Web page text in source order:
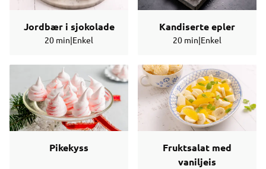
Jordbær i sjokolade
20 min|Enkel
Kandiserte epler
20 min|Enkel
Pikekyss
Fruktsalat med
vaniljeis